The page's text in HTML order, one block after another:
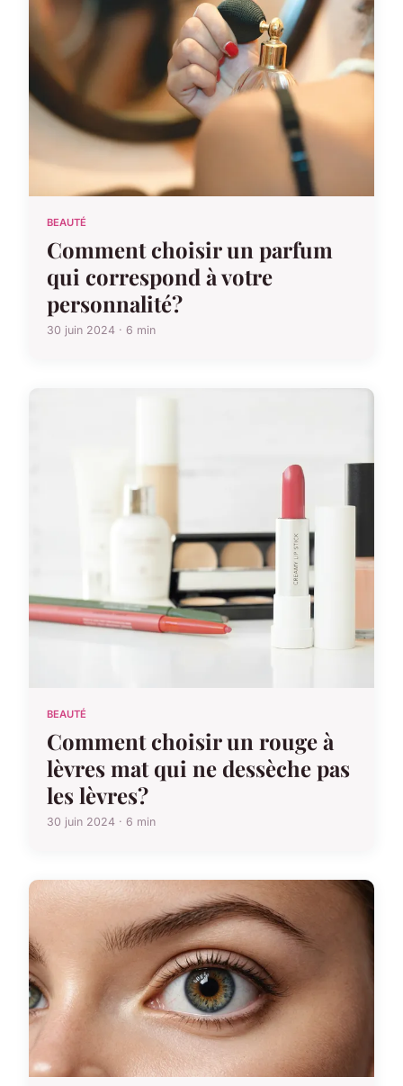
BEAUTÉ
Comment choisir un parfum
qui correspond à votre
personnalité?
30 juin 2024 · 6 min
BEAUTÉ
Comment choisir un rouge à
lèvres mat qui ne dessèche pas
les lèvres?
30 juin 2024 · 6 min